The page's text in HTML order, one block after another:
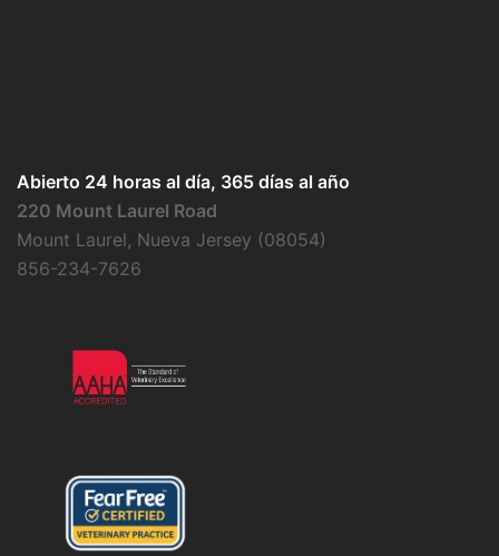
Abierto 24 horas al día, 365 días al año
220 Mount Laurel Road
Mount Laurel, Nueva Jersey (08054)
856-234-7626